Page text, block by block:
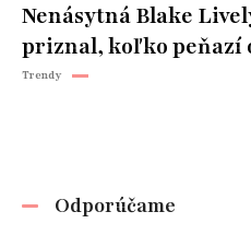
Nenásytná Blake
priznal, koľko peňazí
Trendy
Odporúčame